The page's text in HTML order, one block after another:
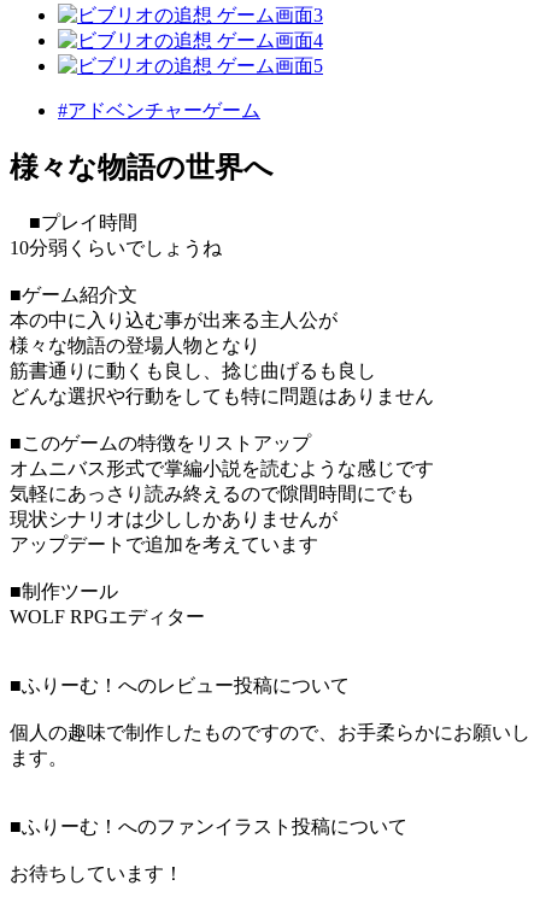
#アドベンチャーゲーム
様々な物語の世界へ
■プレイ時間
10分弱くらいでしょうね
■ゲーム紹介文
本の中に入り込む事が出来る主人公が
様々な物語の登場人物となり
筋書通りに動くも良し、捻じ曲げるも良し
どんな選択や行動をしても特に問題はありません
■このゲームの特徴をリストアップ
オムニバス形式で掌編小説を読むような感じです
気軽にあっさり読み終えるので隙間時間にでも
現状シナリオは少ししかありませんが
アップデートで追加を考えています
■制作ツール
WOLF RPGエディター
■ふりーむ！へのレビュー投稿について
個人の趣味で制作したものですので、お手柔らかにお願いし
ます。
■ふりーむ！へのファンイラスト投稿について
お待ちしています！